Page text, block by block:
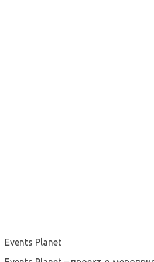
Events Planet